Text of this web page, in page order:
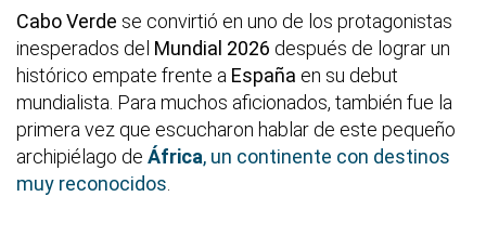
Cabo Verde se convirtió en uno de los protagonistas
inesperados del Mundial 2026 después de lograr un
histórico empate frente a España en su debut
mundialista. Para muchos aficionados, también fue la
primera vez que escucharon hablar de este pequeño
archipiélago de África, un continente con destinos
muy reconocidos